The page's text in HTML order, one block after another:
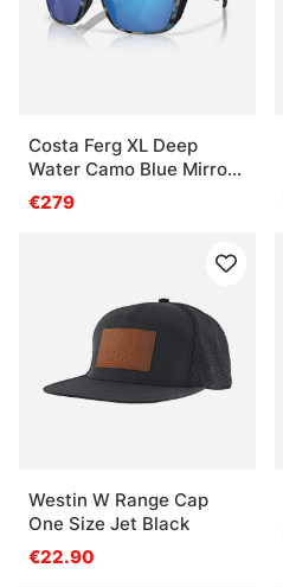
Costa Ferg XL Deep
Water Camo Blue Mirror
580G
€279
Westin W Range Cap
One Size Jet Black
€22.90